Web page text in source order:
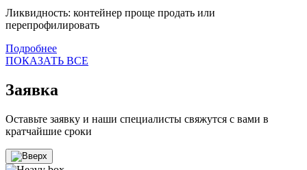
Ликвидность: контейнер проще продать или
перепрофилировать
Подробнее
ПОКАЗАТЬ ВСЕ
Заявка
Оставьте заявку и наши специалисты свяжутся с вами в
кратчайшие сроки